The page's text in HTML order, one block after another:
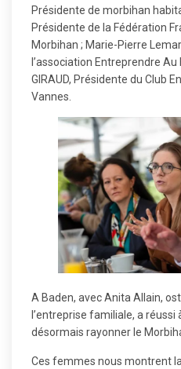
Présidente de morbihan
Présidente de la Fédération
Morbihan ; Marie-Pierre
l’association Entreprendre
GIRAUD, Présidente du Club
Vannes.
A Baden, avec Anita Allain,
l’entreprise familiale, a
désormais rayonner le
Ces femmes nous montrent